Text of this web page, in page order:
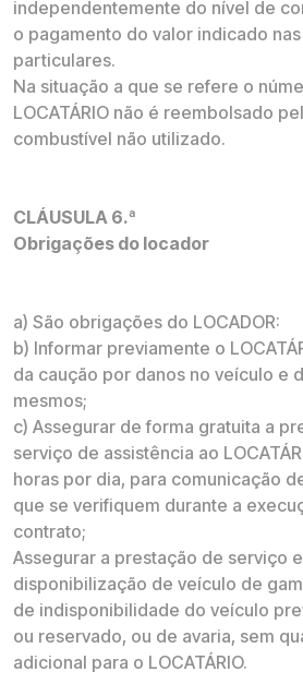
independentemente do nível de
o pagamento do valor indicado
particulares.
Na situação a que se refere o
LOCATÁRIO não é reembolsado
combustível não utilizado.
CLÁUSULA 6.ª
Obrigações do locador
a) São obrigações do LOCADOR:
b) Informar previamente o
da caução por danos no veículo e
mesmos;
c) Assegurar de forma gratuita a
serviço de assistência ao
horas por dia, para comunicação
que se verifiquem durante a
contrato;
Assegurar a prestação de serviço
disponibilização de veículo de
de indisponibilidade do veículo
ou reservado, ou de avaria, sem
adicional para o LOCATÁRIO.